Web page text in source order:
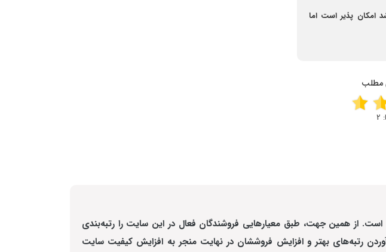
امکان پذیر است اما
مطلب
2
از همین جهت، طبق معیارهایی فروشندگان فعال در این سایت را رتبه‌بندی
رتبه‌های بهتر و افزایش فروششان در نهایت منجر به افزایش کیفیت سایت